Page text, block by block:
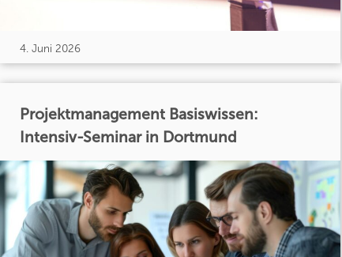
4. Juni 2026
Projektmanagement Basiswissen:
Intensiv-Seminar in Dortmund